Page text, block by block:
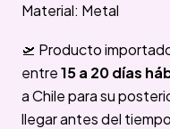
Material: Metal
🛫 Producto
entre15 a 20 días
a Chile para su
llegar antes del